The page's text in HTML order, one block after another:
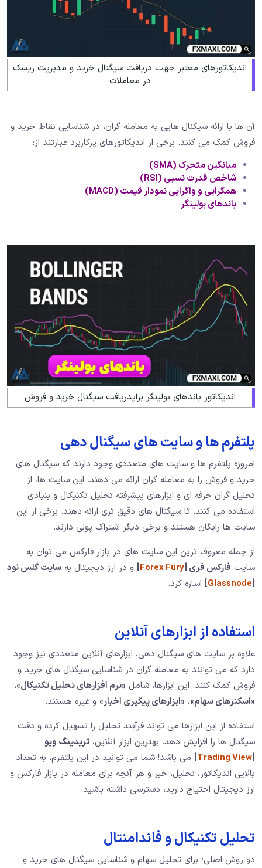
اندیکاتورهای معتبر جهت دریافت سیگنال خرید و مدیریت ریسک
در معاملات
آن ها با ارائه سیگنال هایی به معامله گران، در شناسایی نقاط خرید و
فروش کمک می کنند. برخی از اندیکاتورهای پرکاربرد عبارتند از:
میانگین متحرک (SMA)
شاخص قدرت نسبی (RSI)
همگرایی و واگرایی نمودارقیمت (MACD)
باندهای بولینگر
اندیکاتور باندهای بولینگر برایدریافت سیگنال خرید و فروش
پلتفرم ها و سایت های سیگنال دهی
امروزه پلتفرم ها و سایت های متعددی وجود دارند که سیگنال های
خرید و فروش را به معامله گران ارائه می دهند. این سایت ها، از
تحلیل گران حرفه ای و ابزارهای پیشرفته تحلیل تکنیکال و بنیادی
استفاده می کنند. تا سیگنال های دقیق تری ارائه دهند. برخی از این
سایت ها رایگان هستند و برخی دیگر اشتراک پولی دارند.
از جمله معروف ترین این سایت های در بازار فارکس می توان به
سایت فارکس فری [Forex Fury
] و در ارز دیجیتال به سایت گلس نود
[
Glassnode
] اساره کرد.
استفاده از ابزارهای آنلاین
علاوه بر سایت های سیگنال دهی، ابزارهای آنلاین متعددی نیز وجود
دارد که می توانند به معامله گران در شناسایی سیگنال های خرید و
فروش کمک کنند. این ابزارها، شامل «نرم افزارهای تحلیل تکنیکال»،
«اسکنرهای سهام»، «ابزارهای پیگیری اخبار» و غیره هستند.
استفاده از این ابزارها می تواند فرآیند تحلیل را تسهیل کرده و دقت
سیگنال ها را افزایش دهد. بهترین ابزار آنلاین، تریدینگ ویو
[
Trading View
] می باشد! شما می توانید در این پلتفرم، به تعداد
بالایی اندیکاتور، تحلیل، خبر و هر آنچه برای معامله در بازار فارکس و
ارز دیجیتال احتیاج دارید، دسترسی داشته باشید.
تحلیل تکنیکال و فاندامنتال
دو روش اصلی؛ برای تحلیل سهام و شناسایی سیگنال های خرید و